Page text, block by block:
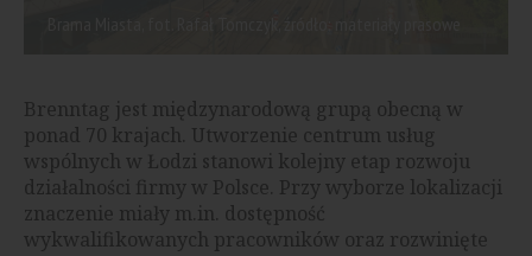
Brenntag jest międzynarodową grupą obecną w
ponad 70 krajach. Utworzenie centrum usług
wspólnych w Łodzi stanowi kolejny etap rozwoju
działalności firmy w Polsce. Przy wyborze lokalizacji
znaczenie miały m.in. dostępność
wykwalifikowanych pracowników oraz rozwinięte